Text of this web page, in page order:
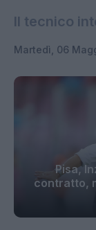
Il tecnico
Martedì, 06
Pisa,
contratto,